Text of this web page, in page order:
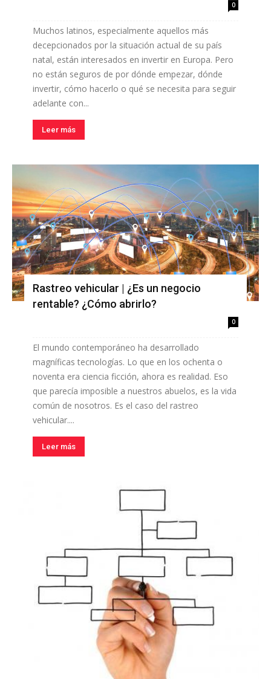
0
Muchos latinos, especialmente aquellos más
decepcionados por la situación actual de su país
natal, están interesados ​​en invertir en Europa. Pero
no están seguros de por dónde empezar, dónde
invertir, cómo hacerlo o qué se necesita para seguir
adelante con...
Leer más
Rastreo vehicular | ¿Es un negocio
rentable? ¿Cómo abrirlo?
0
El mundo contemporáneo ha desarrollado
magníficas tecnologías. Lo que en los ochenta o
noventa era ciencia ficción, ahora es realidad. Eso
que parecía imposible a nuestros abuelos, es la vida
común de nosotros. Es el caso del rastreo
vehicular....
Leer más